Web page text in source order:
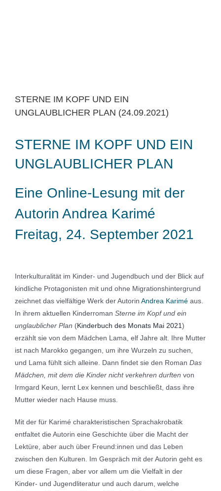
STERNE IM KOPF UND EIN
UNGLAUBLICHER PLAN (24.09.2021)
STERNE IM KOPF UND EIN
UNGLAUBLICHER PLAN
Eine Online-Lesung mit der
Autorin Andrea Karimé
Freitag, 24. September 2021
Interkulturalität im Kinder- und Jugendbuch und der Blick auf
kindliche Protagonisten mit und ohne Migrationshintergrund
zeichnet das vielfältige Werk der Autorin Andrea Karimé aus.
In ihrem aktuellen Kinderroman Sterne im Kopf und ein
unglaublicher Plan (Kinderbuch des Monats Mai 2021)
erzählt sie von dem Mädchen Lama, elf Jahre alt. Ihre Mutter
ist nach Marokko gegangen, um ihre Wurzeln zu suchen,
und Lama fühlt sich alleine. Dann findet sie den Roman Das
Mädchen, mit dem die Kinder nicht verkehren durften von
Irmgard Keun, lernt Lex kennen und beschließt, dass ihre
Mutter wieder nach Hause muss.
Mit der für Karimé charakteristischen Sprachakrobatik
entfaltet die Autorin eine Geschichte über die Macht der
Lektüre, aber auch über Freund:innen und das Leben
zwischen den Kulturen. Im Gespräch mit der Autorin geht es
um diese Fragen, aber vor allem um die Vielfalt in der
Kinder- und Jugendliteratur und auch darum, welche